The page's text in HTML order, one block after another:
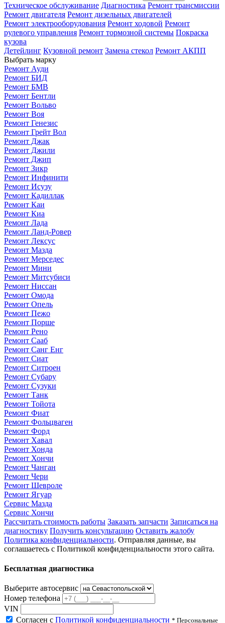
Техническое обслуживание Диагностика Ремонт трансмиссии
Ремонт двигателя Ремонт дизельных двигателей
Ремонт электрооборудования Ремонт ходовой Ремонт
рулевого управления Ремонт тормозной системы Покраска
кузова
Детейлинг Кузовной ремонт Замена стекол Ремонт АКПП
Выбрать марку
Ремонт Ауди
Ремонт БИД
Ремонт БМВ
Ремонт Бентли
Ремонт Вольво
Ремонт Воя
Ремонт Генезис
Ремонт Грейт Вол
Ремонт Джак
Ремонт Джили
Ремонт Джип
Ремонт Зикр
Ремонт Инфинити
Ремонт Исузу
Ремонт Кадиллак
Ремонт Каи
Ремонт Киа
Ремонт Лада
Ремонт Ланд-Ровер
Ремонт Лексус
Ремонт Мазда
Ремонт Мерседес
Ремонт Мини
Ремонт Митсубиси
Ремонт Ниссан
Ремонт Омода
Ремонт Опель
Ремонт Пежо
Ремонт Порше
Ремонт Рено
Ремонт Сааб
Ремонт Санг Енг
Ремонт Сиат
Ремонт Ситроен
Ремонт Субару
Ремонт Сузуки
Ремонт Танк
Ремонт Тойота
Ремонт Фиат
Ремонт Фольцваген
Ремонт Форд
Ремонт Хавал
Ремонт Хонда
Ремонт Хончи
Ремонт Чанган
Ремонт Чери
Ремонт Шевроле
Ремонт Ягуар
Сервис Мазда
Сервис Хончи
Рассчитать стоимость работы Заказать запчасти Записаться на
диагностику Получить консультацию Оставить жалобу
Политика конфиденциальности. Отправляя данные, вы
соглашаетесь с Политикой конфиденциальности этого сайта.
Бесплатная диагностика
Выберите автосервис
Номер телефона
VIN
Согласен с Политикой конфиденциальности * Персональные